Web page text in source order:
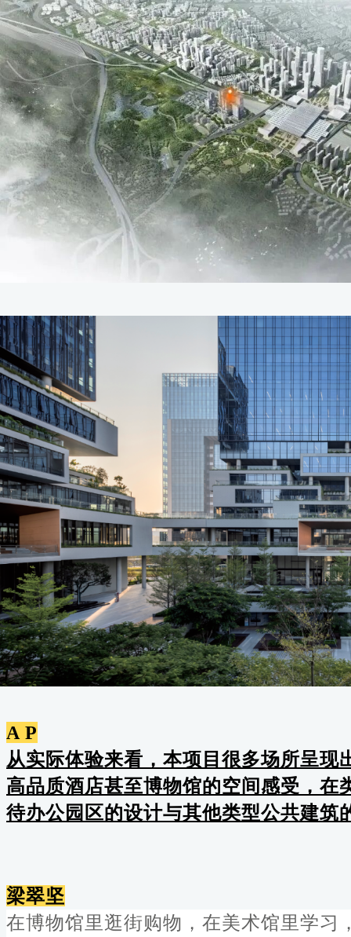
A P
从实际体验来看，本项目很多场所呈现
高品质酒店甚至博物馆的空间感受，在
待办公园区的设计与其他类型公共建筑
梁翠坚
在博物馆里逛街购物，在美术馆里学习